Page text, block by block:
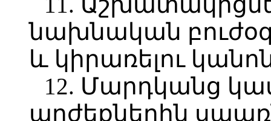
նախնական
և կիրառելու
12. Մարդկանց
արժեքներին